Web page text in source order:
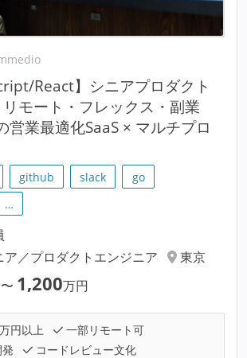
React】シニアプロダクト
モート・フレックス・副業
営業最適化SaaS × マルチプロ
github slack
go
…
／プロダクトエンジニア
東京
〜 1,200万円
円以上
一部リモート可
コードレビュー文化